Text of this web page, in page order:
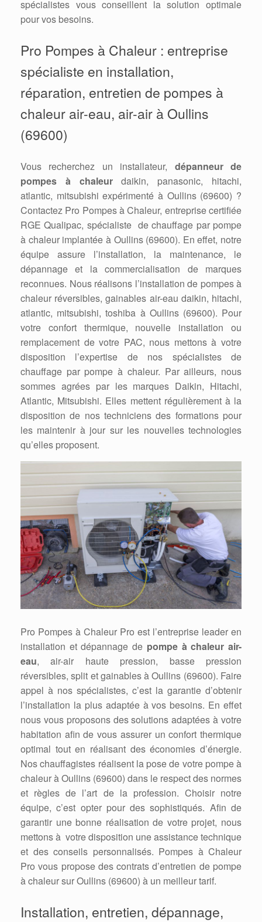
spécialistes vous conseillent la solution optimale
pour vos besoins.
Pro Pompes à Chaleur : entreprise
spécialiste en installation,
réparation, entretien de pompes à
chaleur air-eau, air-air à Oullins
(69600)
Vous recherchez un installateur, dépanneur de
pompes à chaleurdaikin, panasonic, hitachi,
atlantic, mitsubishi expérimenté à Oullins (69600) ?
Contactez Pro Pompes à Chaleur, entreprise certifiée
RGE Qualipac, spécialiste de chauffage par pompe
à chaleur implantée à Oullins (69600). En effet, notre
équipe assure l’installation, la maintenance, le
dépannage et la commercialisation de marques
reconnues. Nous réalisons l’installation de pompes à
chaleur réversibles, gainables air-eau daikin, hitachi,
atlantic, mitsubishi, toshiba à Oullins (69600). Pour
votre confort thermique, nouvelle installation ou
remplacement de votre PAC, nous mettons à votre
disposition l’expertise de nos spécialistes de
chauffage par pompe à chaleur. Par ailleurs, nous
sommes agrées par les marques Daikin, Hitachi,
Atlantic, Mitsubishi. Elles mettent régulièrement à la
disposition de nos techniciens des formations pour
les maintenir à jour sur les nouvelles technologies
qu’elles proposent.
Pro Pompes à Chaleur Pro est l’entreprise leader en
installation et dépannage de pompe à chaleur air-
eau, air-air haute pression, basse pression
réversibles, split et gainables à Oullins (69600). Faire
appel à nos spécialistes, c’est la garantie d’obtenir
l’installation la plus adaptée à vos besoins. En effet
nous vous proposons des solutions adaptées à votre
habitation afin de vous assurer un confort thermique
optimal tout en réalisant des économies d’énergie.
Nos chauffagistes réalisent la pose de votre pompe à
chaleur à Oullins (69600) dans le respect des normes
et règles de l’art de la profession. Choisir notre
équipe, c’est opter pour des sophistiqués. Afin de
garantir une bonne réalisation de votre projet, nous
mettons à votre disposition une assistance technique
et des conseils personnalisés. Pompes à Chaleur
Pro vous propose des contrats d’entretien de pompe
à chaleur sur Oullins (69600) à un meilleur tarif.
Installation, entretien, dépannage,